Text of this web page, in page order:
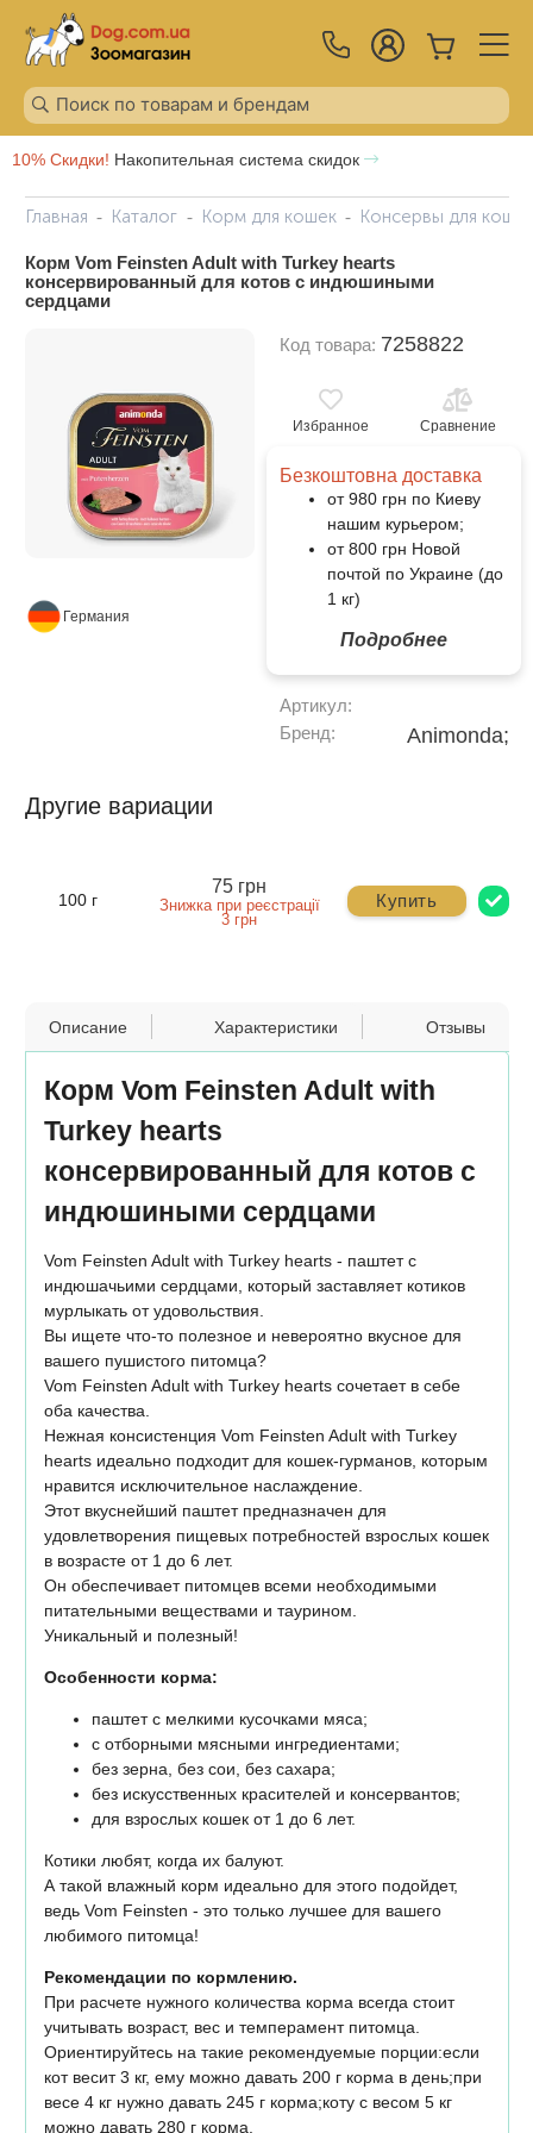
10% Скидки! Накопительная система скидок
Главная Каталог Корм для кошек Консервы для кошек
Корм Vom Feinsten Adult with Turkey hearts
консервированный для котов с индюшиными
сердцами
Германия
Код товара: 7258822
Избранное Сравнение
Безкоштовна доставка
от 980 грн по Киеву
нашим курьером;
от 800 грн Новой
почтой по Украине (до
1 кг)
Подробнее
Артикул:
Бренд:
Animonda;
Другие вариации
100 г
75 грн
Знижка при реєстрації
3 грн
Купить
Описание Характеристики Отзывы
Корм Vom Feinsten Adult with
Turkey hearts
консервированный для котов с
индюшиными сердцами
Vom Feinsten Adult with Turkey hearts - паштет с
индюшачьими сердцами, который заставляет котиков
мурлыкать от удовольствия.
Вы ищете что-то полезное и невероятно вкусное для
вашего пушистого питомца?
Vom Feinsten Adult with Turkey hearts сочетает в себе
оба качества.
Нежная консистенция Vom Feinsten Adult with Turkey
hearts идеально подходит для кошек-гурманов, которым
нравится исключительное наслаждение.
Этот вкуснейший паштет предназначен для
удовлетворения пищевых потребностей взрослых кошек
в возрасте от 1 до 6 лет.
Он обеспечивает питомцев всеми необходимыми
питательными веществами и таурином.
Уникальный и полезный!
Особенности корма:
паштет с мелкими кусочками мяса;
с отборными мясными ингредиентами;
без зерна, без сои, без сахара;
без искусственных красителей и консервантов;
для взрослых кошек от 1 до 6 лет.
Котики любят, когда их балуют.
А такой влажный корм идеально для этого подойдет,
ведь Vom Feinsten - это только лучшее для вашего
любимого питомца!
Рекомендации по кормлению.
При расчете нужного количества корма всегда стоит
учитывать возраст, вес и темперамент питомца.
Ориентируйтесь на такие рекомендуемые порции:если
кот весит 3 кг, ему можно давать 200 г корма в день;при
весе 4 кг нужно давать 245 г корма;коту с весом 5 кг
можно давать 280 г корма.